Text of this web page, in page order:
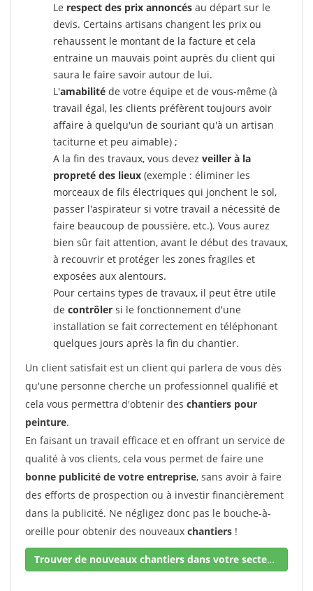
Le respect des prix annoncés au départ sur le
devis. Certains artisans changent les prix ou
rehaussent le montant de la facture et cela
entraine un mauvais point auprès du client qui
saura le faire savoir autour de lui.
L'amabilité de votre équipe et de vous-même (à
travail égal, les clients préfèrent toujours avoir
affaire à quelqu'un de souriant qu'à un artisan
taciturne et peu aimable) ;
A la fin des travaux, vous devez veiller à la
propreté des lieux (exemple : éliminer les
morceaux de fils électriques qui jonchent le sol,
passer l'aspirateur si votre travail a nécessité de
faire beaucoup de poussière, etc.). Vous aurez
bien sûr fait attention, avant le début des travaux,
à recouvrir et protéger les zones fragiles et
exposées aux alentours.
Pour certains types de travaux, il peut être utile
de contrôler si le fonctionnement d'une
installation se fait correctement en téléphonant
quelques jours après la fin du chantier.
Un client satisfait est un client qui parlera de vous dès
qu'une personne cherche un professionnel qualifié et
cela vous permettra d'obtenir des chantiers pour
peinture.
En faisant un travail efficace et en offrant un service de
qualité à vos clients, cela vous permet de faire une
bonne publicité de votre entreprise, sans avoir à faire
des efforts de prospection ou à investir financièrement
dans la publicité. Ne négligez donc pas le bouche-à-
oreille pour obtenir des nouveaux chantiers !
Trouver de nouveaux chantiers dans votre secteur !